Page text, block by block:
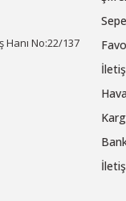
No:22/137